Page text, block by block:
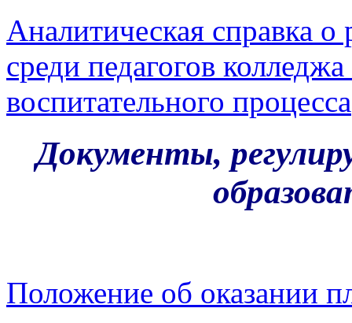
Аналитическая справка о
среди педагогов
воспитательного процесса
Документы,
Положение об оказании